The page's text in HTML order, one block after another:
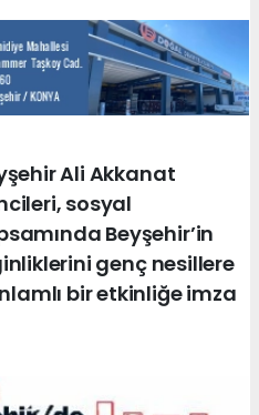
Ali Akkanat
sosyal
Beyşehir’in
genç nesillere
bir etkinliğe imza